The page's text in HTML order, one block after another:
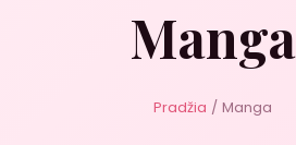
Manga
Pradžia / Manga